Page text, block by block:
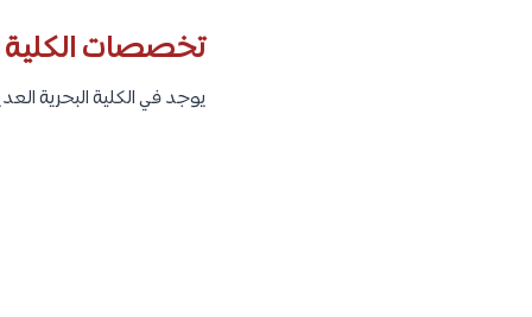
تخصصات الكلية
يوجد في الكلية البحرية